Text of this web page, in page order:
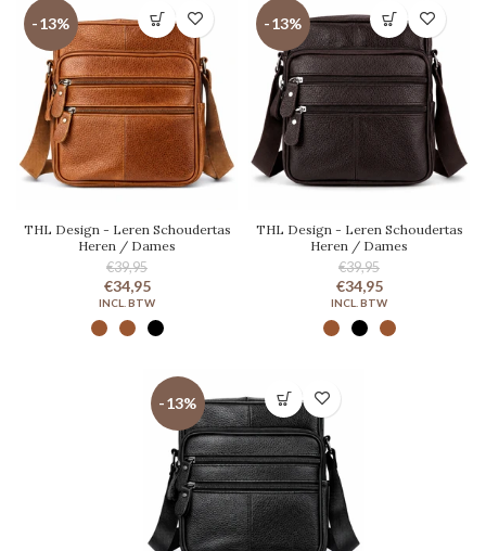
-13%
THL Design - Leren Schoudertas
Heren / Dames
€39,95
€34,95
-13%
THL Design - Leren Schoudertas
Heren / Dames
€39,95
€34,95
-13%